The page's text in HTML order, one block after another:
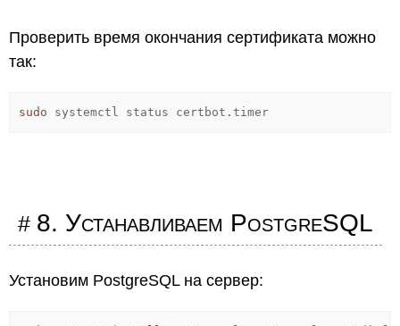
Проверить время окончания сертификата можно
так:
sudo systemctl status certbot.timer
8. Устанавливаем PostgreSQL
Установим PostgreSQL на сервер: